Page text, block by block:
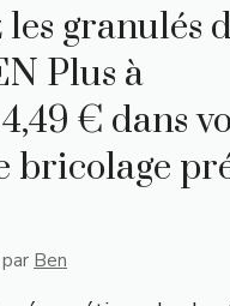
granulés
Plus à
€ dans
bricolage
par Ben